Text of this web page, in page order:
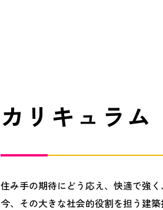
カリキュラム
住み手の期待にどう応え、快適で強
今、その大きな社会的役割を担う建